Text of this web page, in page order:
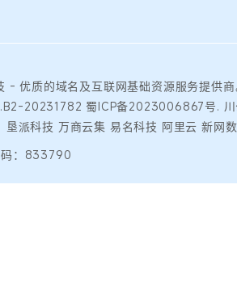
- 优质的域名 及互联网基础资源服务提供
20231782 蜀ICP备2023006867号.
垦派科技 万商云集 易名科技 阿里云 新网
码：833790